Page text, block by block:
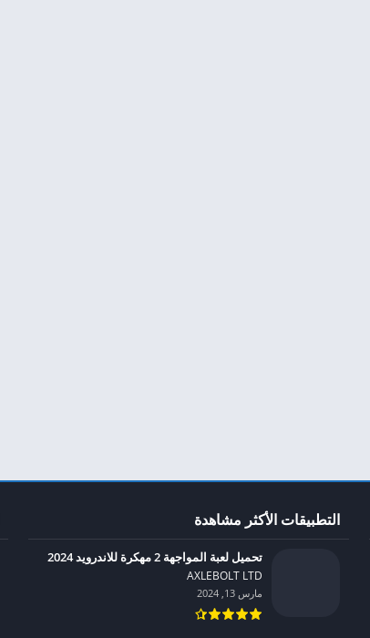
التطبيقات الأكثر مشاهدة
تحميل لعبة المواجهة 2 مهكرة للاندرويد 2024
AXLEBOLT LTD‏
مارس 13, 2024